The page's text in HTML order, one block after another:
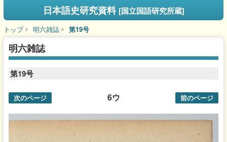
日本語史研究資料 [国立国語研究所蔵]
トップ 明六雑誌 第19号
明六雑誌
第19号
6ウ
次のページ 前のページ